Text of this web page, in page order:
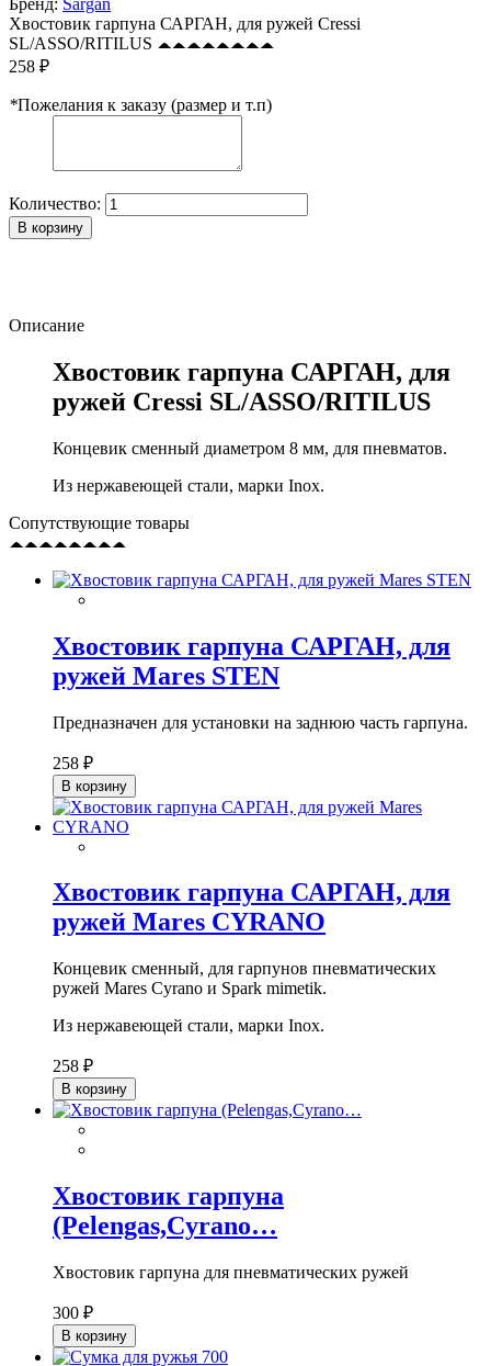
Хвостовик гарпуна САРГАН, для ружей Cressi
SL/ASSO/RITILUS
258 ₽
*Пожелания к заказу (размер и т.п)
Количество:
В корзину
Описание
Хвостовик гарпуна САРГАН, для
ружей Cressi SL/ASSO/RITILUS
Концевик сменный диаметром 8 мм, для пневматов.
Из нержавеющей стали, марки Inox.
Сопутствующие товары
Хвостовик гарпуна САРГАН, для
ружей Mares STEN
Предназначен для установки на заднюю часть гарпуна.
258 ₽
В корзину
Хвостовик гарпуна САРГАН, для
ружей Mares CYRANO
Концевик сменный, для гарпунов пневматических
ружей Mares Cyrano и Spark mimetik.
Из нержавеющей стали, марки Inox.
258 ₽
В корзину
Хвостовик гарпуна
(Pelengas,Cyrano…
Хвостовик гарпуна для пневматических ружей
300 ₽
В корзину